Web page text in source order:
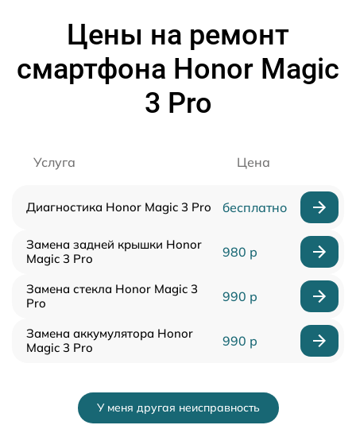
Цены на ремонт
смартфона Honor Magic
3 Pro
Услуга Цена
Диагностика Honor Magic 3 Pro бесплатно
Замена задней крышки Honor
Magic 3 Pro
980 р
Замена стекла Honor Magic 3
Pro
990 р
Замена аккумулятора Honor
Magic 3 Pro
990 р
У меня другая неисправность